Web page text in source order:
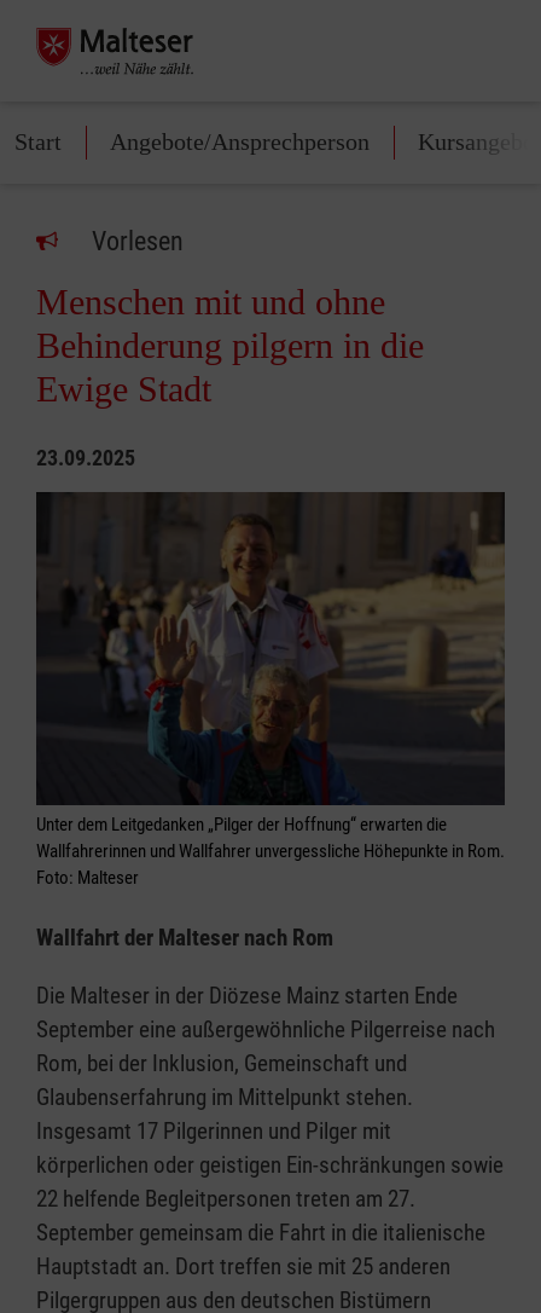
Start Angebote/Ansprechperson Kursangebot
Vorlesen
Menschen mit und ohne
Behinderung pilgern in die
Ewige Stadt
23.09.2025
Unter dem Leitgedanken „Pilger der Hoffnung“ erwarten die
Wallfahrerinnen und Wallfahrer unvergessliche Höhepunkte in Rom.
Foto: Malteser
Wallfahrt der Malteser nach Rom
Die Malteser in der Diözese Mainz starten Ende
September eine außergewöhnliche Pilgerreise nach
Rom, bei der Inklusion, Gemeinschaft und
Glaubenserfahrung im Mittelpunkt stehen.
Insgesamt 17 Pilgerinnen und Pilger mit
körperlichen oder geistigen Ein-schränkungen sowie
22 helfende Begleitpersonen treten am 27.
September gemeinsam die Fahrt in die italienische
Hauptstadt an. Dort treffen sie mit 25 anderen
Pilgergruppen aus den deutschen Bistümern